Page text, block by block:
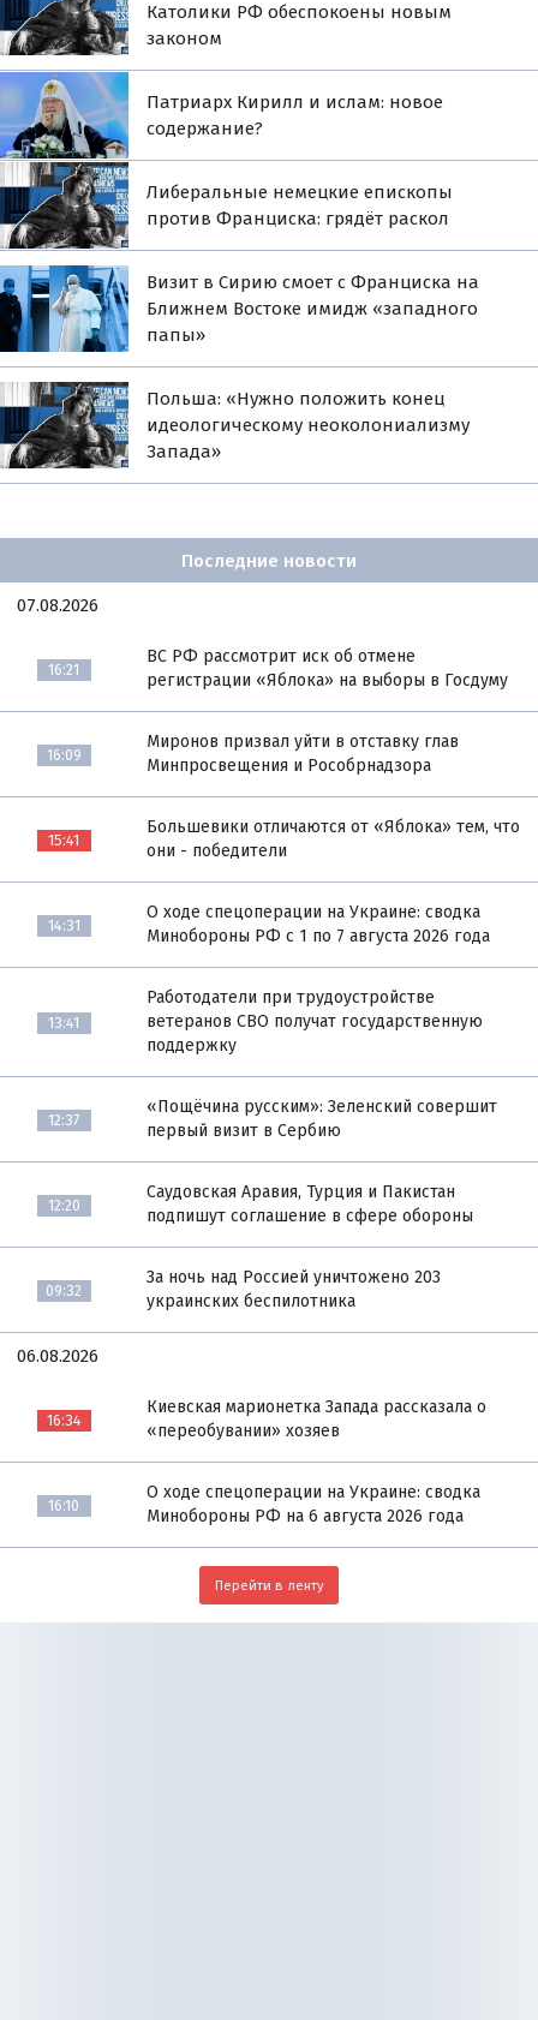
Католики РФ обеспокоены новым
законом
Патриарх Кирилл и ислам: новое
содержание?
Либеральные немецкие епископы
против Франциска: грядёт раскол
Визит в Сирию смоет с Франциска на
Ближнем Востоке имидж «западного
папы»
Польша: «Нужно положить конец
идеологическому неоколониализму
Запада»
Последние новости
07.08.2026
16:21
ВС РФ рассмотрит иск об отмене
регистрации «Яблока» на выборы в Госдуму
16:09
Миронов призвал уйти в отставку глав
Минпросвещения и Рособрнадзора
15:41
Большевики отличаются от «Яблока» тем, что
они - победители
14:31
О ходе спецоперации на Украине: сводка
Минобороны РФ с 1 по 7 августа 2026 года
13:41
Работодатели при трудоустройстве
ветеранов СВО получат государственную
поддержку
12:37
«Пощёчина русским»: Зеленский совершит
первый визит в Сербию
12:20
Саудовская Аравия, Турция и Пакистан
подпишут соглашение в сфере обороны
09:32
За ночь над Россией уничтожено 203
украинских беспилотника
06.08.2026
16:34
Киевская марионетка Запада рассказала о
«переобувании» хозяев
16:10
О ходе спецоперации на Украине: сводка
Минобороны РФ на 6 августа 2026 года
Перейти в ленту